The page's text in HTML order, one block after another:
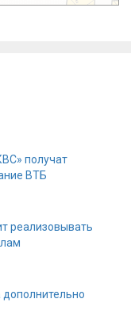
получат
ВТБ
реализовывать
дополнительно